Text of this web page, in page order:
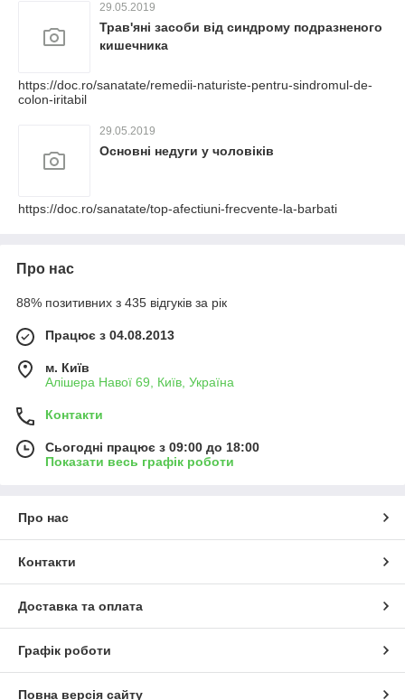
29.05.2019
Трав'яні засоби від синдрому подразненого
кишечника
https://doc.ro/sanatate/remedii-naturiste-pentru-sindromul-de-
colon-iritabil
29.05.2019
Основні недуги у чоловіків
https://doc.ro/sanatate/top-afectiuni-frecvente-la-barbati
Про нас
88% позитивних з 435 відгуків за рік
Працює з 04.08.2013
м. Київ
Алішера Навої 69, Київ, Україна
Контакти
Сьогодні працює з 09:00 до 18:00
Показати весь графік роботи
Про нас
Контакти
Доставка та оплата
Графік роботи
Повна версія сайту